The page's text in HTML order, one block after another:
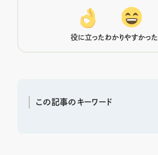
役に立ったわかりやすかった
この記事のキーワード